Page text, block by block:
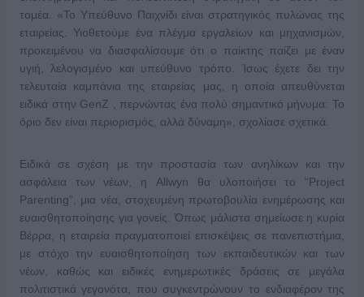
τομέα. «Το Υπεύθυνο Παιχνίδι είναι στρατηγικός πυλώνας της
εταιρείας. Υιοθετούμε ένα πλέγμα εργαλείων και μηχανισμών,
προκειμένου να διασφαλίσουμε ότι ο παίκτης παίζει με έναν
υγιή, λελογισμένο και υπεύθυνο τρόπο. Ίσως έχετε δει την
τελευταία καμπάνια της εταιρείας μας, η οποία απευθύνεται
ειδικά στην GenZ , περνώντας ένα πολύ σημαντικό μήνυμα: Το
όριο δεν είναι περιορισμός, αλλά δύναμη», σχολίασε σχετικά.
Ειδικά σε σχέση με την προστασία των ανηλίκων και την
ασφάλεια των νέων, η Allwyn θα υλοποιήσει το “Project
Parenting”, μια νέα, στοχευμένη πρωτοβουλία ενημέρωσης και
ευαισθητοποίησης για γονείς. Όπως μάλιστα σημείωσε η κυρία
Βέρρα, η εταιρεία πραγματοποιεί επισκέψεις σε πανεπιστήμια,
με στόχο την ευαισθητοποίηση των εκπαιδευτικών και των
νέων, καθώς και ειδικές ενημερωτικές δράσεις σε μεγάλα
πολιτιστικά γεγονότα, που συγκεντρώνουν το ενδιαφέρον της